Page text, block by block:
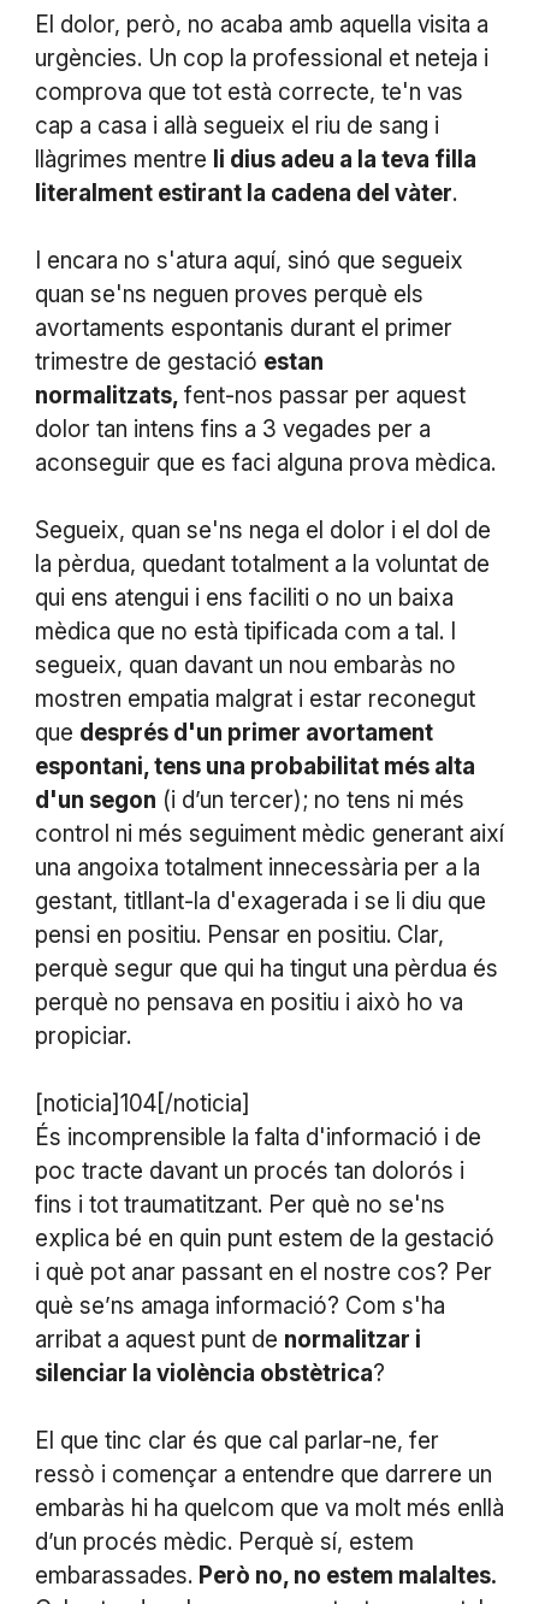
El dolor, però, no acaba amb aquella visita a
urgències. Un cop la professional et neteja i
comprova que tot està correcte, te'n vas
cap a casa i allà segueix el riu de sang i
llàgrimes mentre li dius adeu a la teva filla
literalment estirant la cadena del vàter.
I encara no s'atura aquí, sinó que segueix
quan se'ns neguen proves perquè els
avortaments espontanis durant el primer
trimestre de gestació estan
normalitzats, fent-nos passar per aquest
dolor tan intens fins a 3 vegades per a
aconseguir que es faci alguna prova mèdica.
Segueix, quan se'ns nega el dolor i el dol de
la pèrdua, quedant totalment a la voluntat de
qui ens atengui i ens faciliti o no un baixa
mèdica que no està tipificada com a tal. I
segueix, quan davant un nou embaràs no
mostren empatia malgrat i estar reconegut
que després d'un primer avortament
espontani, tens una probabilitat més alta
d'un segon (i d’un tercer); no tens ni més
control ni més seguiment mèdic generant així
una angoixa totalment innecessària per a la
gestant, titllant-la d'exagerada i se li diu que
pensi en positiu. Pensar en positiu. Clar,
perquè segur que qui ha tingut una pèrdua és
perquè no pensava en positiu i això ho va
propiciar.
[noticia]104[/noticia]
És incomprensible la falta d'informació i de
poc tracte davant un procés tan dolorós i
fins i tot traumatitzant. Per què no se'ns
explica bé en quin punt estem de la gestació
i què pot anar passant en el nostre cos? Per
què se’ns amaga informació? Com s'ha
arribat a aquest punt de normalitzar i
silenciar la violència obstètrica?
El que tinc clar és que cal parlar-ne, fer
ressò i començar a entendre que darrere un
embaràs hi ha quelcom que va molt més enllà
d’un procés mèdic. Perquè sí, estem
embarassades. Però no, no estem malaltes.